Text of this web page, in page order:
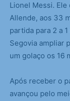
Lionel Messi.
Allende, aos 33
partida para 2 a
Segovia ampliar
um golaço os 16
Após receber o
avançou pelo